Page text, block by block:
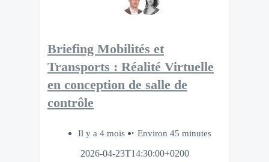
Briefing Mobilités et
Transports : Réalité Virtuelle
en conception de salle de
contrôle
Il y a 4 mois
Environ 45 minutes
2026-04-23T14:30:00+0200